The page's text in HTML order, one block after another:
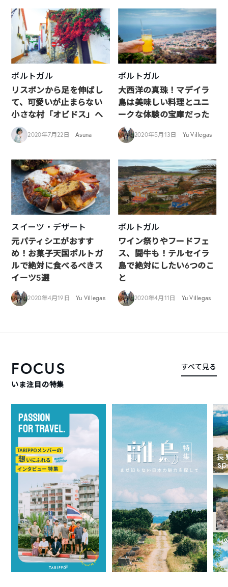
ポルトガル
リスボンから足を伸ばし
て、可愛いが止まらない
小さな村「オビドス」へ
2020年7月22日 Asuna
ポルトガル
大西洋の真珠！マデイラ
島は美味しい料理とユニ
ークな体験の宝庫だった
2020年5月13日 Yu Villegas
スイーツ・デザート
元パティシエがおすす
め！お菓子天国ポルトガ
ルで絶対に食べるべきス
イーツ5選
2020年4月19日 Yu Villegas
ポルトガル
ワイン祭りやフードフェ
ス、闘牛も！テルセイラ
島で絶対にしたい6つのこ
と
2020年4月11日 Yu Villegas
FOCUS
いま注目の特集
すべて見る